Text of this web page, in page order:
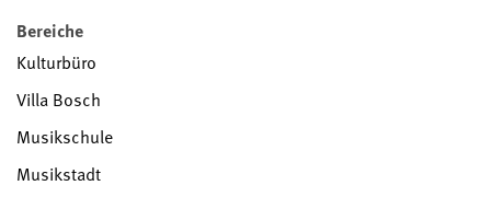
Bereiche
Kulturbüro
Villa Bosch
Musikschule
Musikstadt